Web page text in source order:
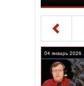
04 январь 2026